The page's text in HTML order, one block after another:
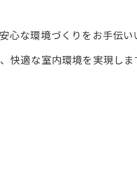
な環境づくりをお手伝い
適な室内環境を実現しま